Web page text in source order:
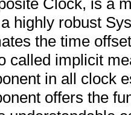
Clock, is a
highly robust
the time
called implicit
in all clock
offers the